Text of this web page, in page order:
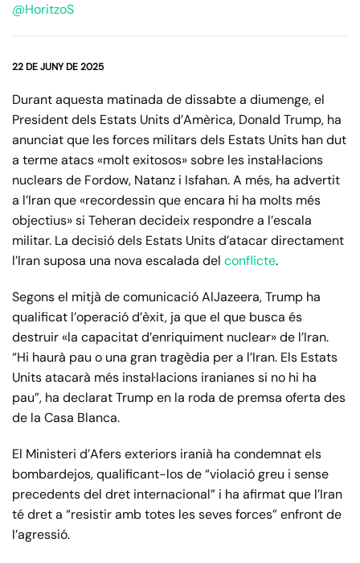
@HoritzoS
22 DE JUNY DE 2025
Durant aquesta matinada de dissabte a diumenge, el
President dels Estats Units d’Amèrica, Donald Trump, ha
anunciat que les forces militars dels Estats Units han dut
a terme atacs «molt exitosos» sobre les instal·lacions
nuclears de Fordow, Natanz i Isfahan. A més, ha advertit
a l’Iran que «recordessin que encara hi ha molts més
objectius» si Teheran decideix respondre a l’escala
militar. La decisió dels Estats Units d’atacar directament
l’Iran suposa una nova escalada del conflicte.
Segons el mitjà de comunicació AlJazeera, Trump ha
qualificat l’operació d’èxit, ja que el que busca és
destruir «la capacitat d’enriquiment nuclear» de l’Iran.
“Hi haurà pau o una gran tragèdia per a l’Iran. Els Estats
Units atacarà més instal·lacions iranianes si no hi ha
pau”, ha declarat Trump en la roda de premsa oferta des
de la Casa Blanca.
El Ministeri d’Afers exteriors iranià ha condemnat els
bombardejos, qualificant-los de “violació greu i sense
precedents del dret internacional” i ha afirmat que l’Iran
té dret a “resistir amb totes les seves forces” enfront de
l’agressió.